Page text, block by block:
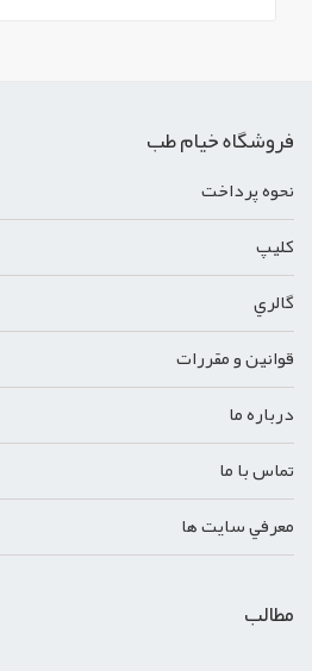
فروشگاه خیام طب
نحوه پرداخت
کليپ
گالري
قوانين و مقررات
درباره ما
تماس با ما
معرفي سايت ها
مطالب